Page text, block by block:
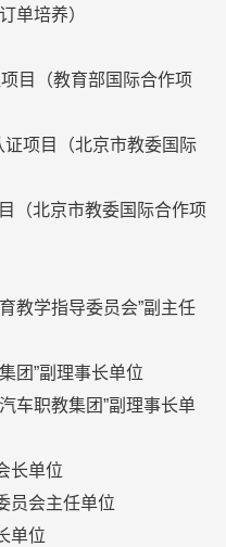
单培养）
目（教育部国际合作项
项目（北京市教委国际
（北京市教委国际合作项
教学指导委员会”副主任
团”副理事长单位
车职教集团”副理事长单
长单位
员会主任单位
单位